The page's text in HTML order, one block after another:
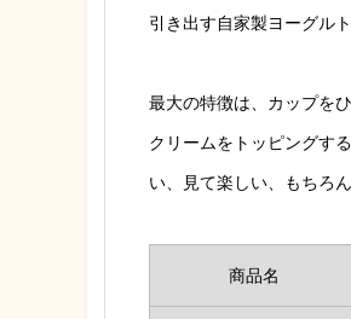
引き出す自家製ヨーグルト
最大の特徴は、カップを
クリームをトッピングす
い、見て楽しい、もちろ
商品名